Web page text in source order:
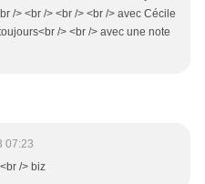
/> <br /> <br /> <br /> avec Cécile
/> <br /> avec une note
07:23
/> biz